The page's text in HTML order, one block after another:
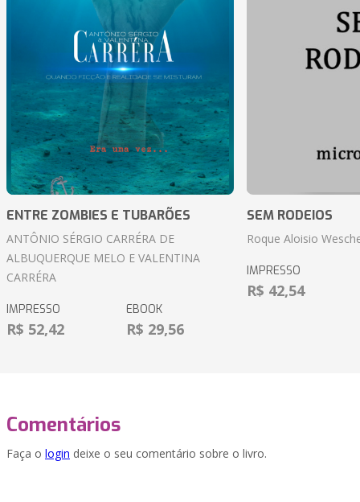
ENTRE ZOMBIES E TUBARÕES
ANTÔNIO SÉRGIO CARRÉRA DE
ALBUQUERQUE MELO E VALENTINA
CARRÉRA
IMPRESSO
R$ 52,42
EBOOK
R$ 29,56
SEM RODEIOS
Roque Aloisio
IMPRESSO
R$ 42,54
Comentários
Faça o login deixe o seu comentário sobre o livro.